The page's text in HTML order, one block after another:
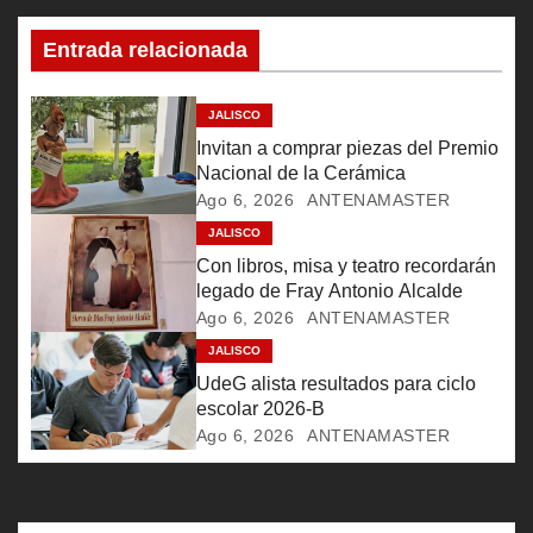
c
i
ó
n
d
n
t
r
a
Entrada relacionada
JALISCO
Invitan a comprar piezas del Premio
Nacional de la Cerámica
Ago 6, 2026 ANTENAMASTER
JALISCO
Con libros, misa y teatro recordarán
legado de Fray Antonio Alcalde
Ago 6, 2026 ANTENAMASTER
JALISCO
UdeG alista resultados para ciclo
escolar 2026-B
Ago 6, 2026 ANTENAMASTER